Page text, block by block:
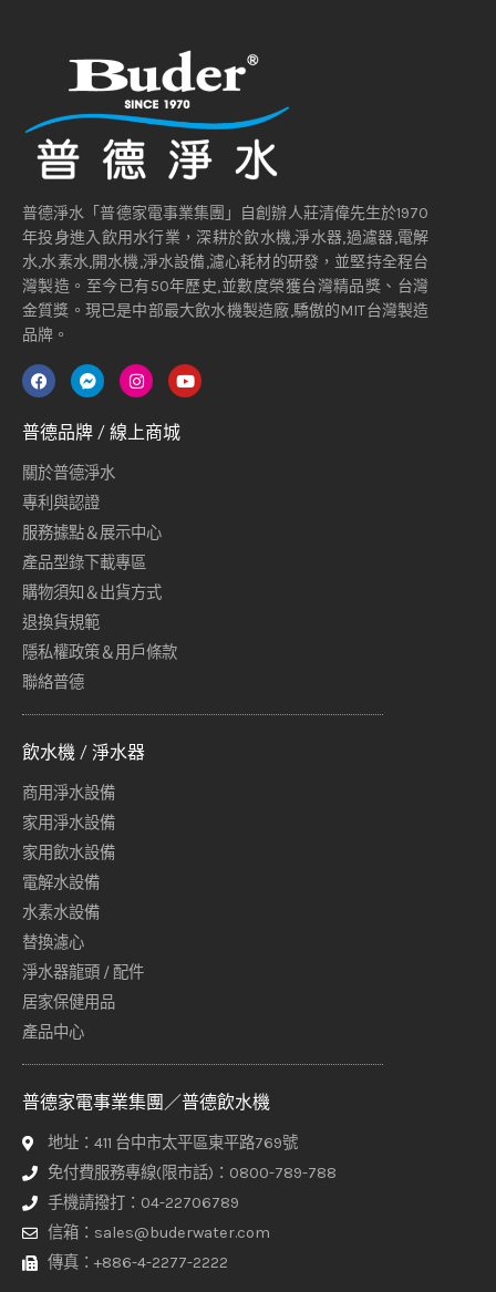
普德淨水「普德家電事業集團」自創辦人莊清偉先生於1970
年投身進入飲用水行業，深耕於飲水機,淨水器,過濾器,電解
水,水素水,開水機,淨水設備,濾心耗材的研發，並堅持全程台
灣製造。至今已有50年歷史,並數度榮獲台灣精品獎、台灣
金質獎。現已是中部最大飲水機製造廠,驕傲的MIT台灣製造
品牌。
普德品牌 / 線上商城
關於普德淨水
專利與認證
服務據點＆展示中心
產品型錄下載專區
購物須知＆出貨方式
退換貨規範
隱私權政策＆用戶條款
聯絡普德
飲水機 / 淨水器
商用淨水設備
家用淨水設備
家用飲水設備
電解水設備
水素水設備
替換濾心
淨水器龍頭 / 配件
居家保健用品
產品中心
普德家電事業集團／普德飲水機
地址：411 台中市太平區東平路769號
免付費服務專線(限市話)：0800-789-788
手機請撥打：04-22706789
信箱：sales@buderwater.com
傳真：+886-4-2277-2222